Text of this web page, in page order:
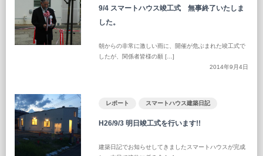
9/4 スマートハウス竣工式 無事終了いたしま
した。
朝からの非常に激しい雨に、開催が危ぶまれた竣工式で
したが、関係者皆様の願 […]
2014年9月4日
レポート スマートハウス建築日記
H26/9/3 明日竣工式を行います!!
建築日記でお知らせしてきましたスマートハウスが完成